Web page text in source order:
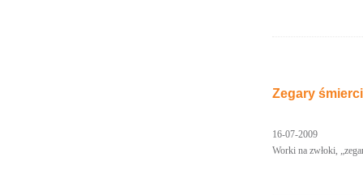
Zegary
16-07-2009
Worki na zwłoki,